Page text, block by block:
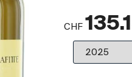
CHF